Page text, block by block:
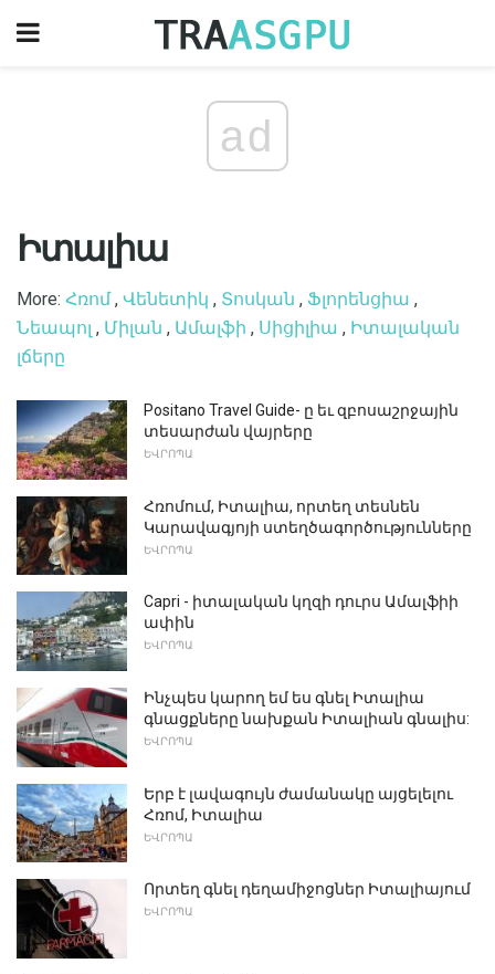
ad
Իտալիա
More: Հռոմ, Վենետիկ , Տոսկան , Ֆլորենցիա ,
Նեապոլ , Միլան , Ամալֆի , Սիցիլիա , Իտալական
լճերը
Positano Travel Guide- ը եւ զբոսաշրջային
տեսարժան վայրերը
ԵՎՐՈՊԱ
Հռոմում, Իտալիա, որտեղ տեսնեն
Կարավագյոյի ստեղծագործությունները
ԵՎՐՈՊԱ
Capri - իտալական կղզի դուրս Ամալֆիի
ափին
ԵՎՐՈՊԱ
Ինչպես կարող եմ ես գնել Իտալիա
գնացքները նախքան Իտալիան գնալիս:
ԵՎՐՈՊԱ
Երբ է լավագույն ժամանակը այցելելու
Հռոմ, Իտալիա
ԵՎՐՈՊԱ
Որտեղ գնել դեղամիջոցներ Իտալիայում
ԵՎՐՈՊԱ